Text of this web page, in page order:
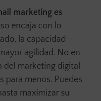
marketing es
encaja con lo
la capacidad
agilidad. No en
del marketing digital
para menos. Puedes
maximizar su